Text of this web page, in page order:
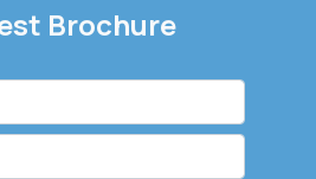
Brochure